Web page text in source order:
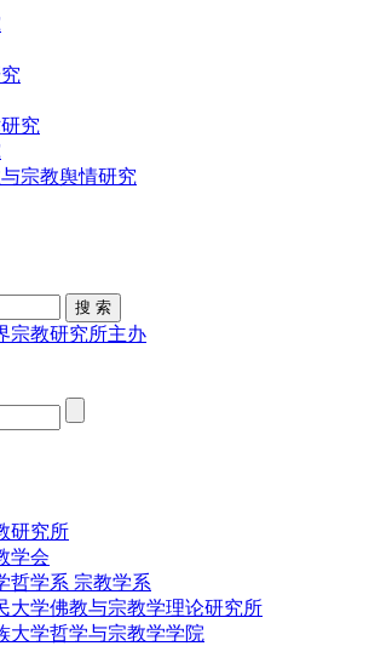
究
宗教舆情研究
宗教研究所主办
研究所
学会
哲学系 宗教学系
大学佛教与宗教学理论研究所
大学哲学与宗教学学院